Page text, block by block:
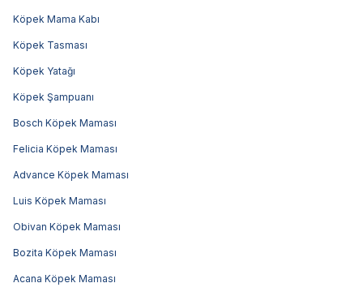
Köpek Mama Kabı
Köpek Tasması
Köpek Yatağı
Köpek Şampuanı
Bosch Köpek Maması
Felicia Köpek Maması
Advance Köpek Maması
Luis Köpek Maması
Obivan Köpek Maması
Bozita Köpek Maması
Acana Köpek Maması